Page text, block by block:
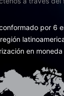
por 6
en moneda